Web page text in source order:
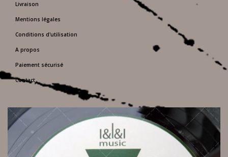
Livraison
Mentions légales
Conditions d'utilisation
A propos
Paiement sécurisé
Contact